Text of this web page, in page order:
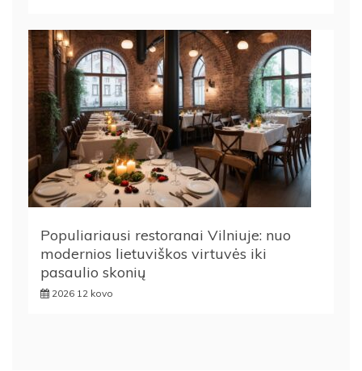
Populiariausi restoranai Vilniuje: nuo
modernios lietuviškos virtuvės iki
pasaulio skonių
2026 12 kovo